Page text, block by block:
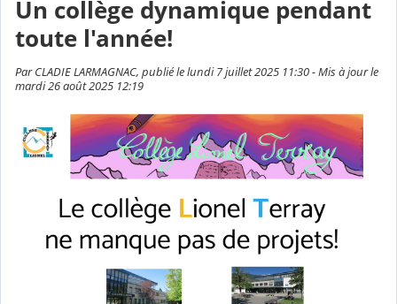
Un collège dynamique pendant
toute l'année!
Par CLADIE LARMAGNAC, publié le lundi 7 juillet 2025 11:30 - Mis à jour le
mardi 26 août 2025 12:19